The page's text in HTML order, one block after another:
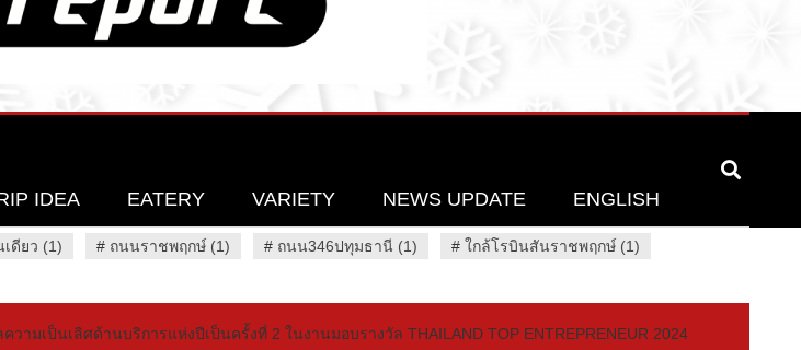
IDEA EATERY VARIETY NEWS UPDATE ENGLISH
ดียว (1) # ถนนราชพฤกษ์ (1) # ถนน346ปทุมธานี (1) # ใกล้โรบินสันราชพฤกษ์ (1)
ามเป็นเลิศด้านบริการแห่งปีเป็นครั้งที่ 2 ในงานมอบรางวัล THAILAND TOP ENTREPRENEUR 2024